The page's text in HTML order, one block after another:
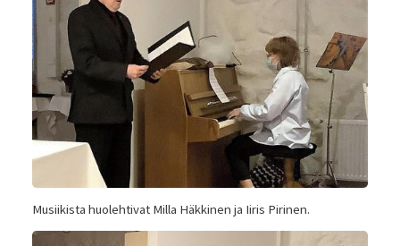
Musiikista huolehtivat Milla Häkkinen ja Iiris Pirinen.